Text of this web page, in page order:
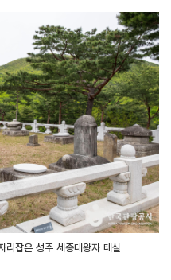
리잡은 성주 세종대왕자 태실